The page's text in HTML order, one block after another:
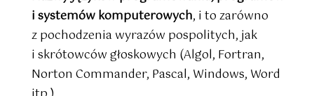
i systemów komputerowych, i to zarówno
z pochodzenia wyrazów pospolitych, jak
i skrótowców głoskowych (Algol, Fortran,
Norton Commander, Pascal, Windows, Word